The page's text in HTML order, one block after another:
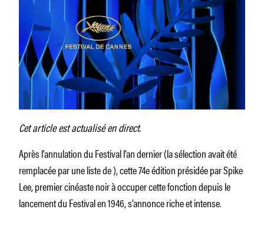
Cet article est actualisé en direct.
Après l’annulation du Festival l’an dernier (la sélection avait été
remplacée par une liste de ), cette 74e édition présidée par Spike
Lee, premier cinéaste noir à occuper cette fonction depuis le
lancement du Festival en 1946, s’annonce riche et intense.